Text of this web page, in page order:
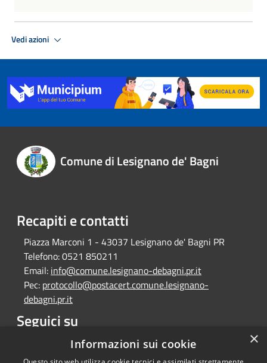
Vedi azioni
Comune di Lesignano de' Bagni
Recapiti e contatti
Piazza Marconi 1 - 43037 Lesignano de' Bagni PR
Telefono:0521 850211
Email: info@comune.lesignano-debagni.pr.it
Pec: protocollo@postacert.comune.lesignano-
debagni.pr.it
Seguici su
Facebook ×
Informazioni sui cookie